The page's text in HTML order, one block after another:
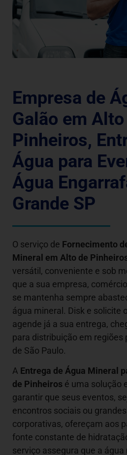
Empresa de
Galão em
Pinheiros,
Água para
Água
Grande SP
O serviço de Fornecimento
Mineral em Alto de
versátil, conveniente e sob
que a sua empresa,
se mantenha sempre
água mineral. Disk e solicite
agende já a sua entrega,
para distribuição em regiões
de São Paulo.
A Entrega de Água Mineral
de Pinheiros é uma solução
garantir que seus eventos,
encontros sociais ou
corporativas, ofereçam aos
fonte constante de
serviço assegura que a